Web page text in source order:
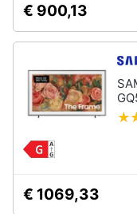
Abbigliamento
Sport
Animali
Motori
Libri,
Vedi
€ 900,13
€ 1069,33